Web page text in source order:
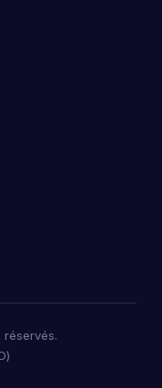
réservés.